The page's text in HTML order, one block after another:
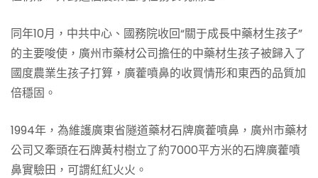
同年10月，中共中心、國務院收回“關于成長中藥材生孩子”
的主要唆使，廣州市藥材公司擔任的中藥材生孩子被歸入了
國度農業生孩子打算，廣藿噴鼻的收買情形和東西的品質加
倍穩固。
1994年，為維護廣東省隧道藥材石牌廣藿噴鼻，廣州市藥材
公司又牽頭在石牌黃村樹立了約7000平方米的石牌廣藿噴
鼻實驗田，可謂紅紅火火。